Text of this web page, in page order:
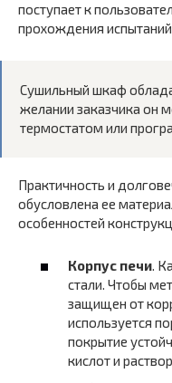
поступает к
прохождения
Сушильный шкаф
желании заказчика он
термостатом или
Практичность и
обусловлена ее
особенностей
Корпус печи.
стали. Чтобы
защищен от
используется
покрытие
кислот и